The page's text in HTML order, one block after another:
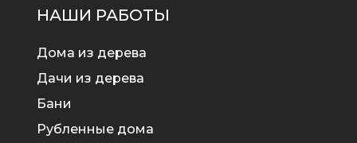
НАШИ РАБОТЫ
Дома из дерева
Дачи из дерева
Бани
Рубленные дома